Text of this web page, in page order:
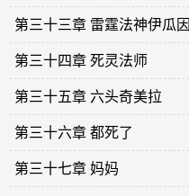
第三十三章 雷霆法神伊瓜因
第三十四章 死灵法师
第三十五章 六头奇美拉
第三十六章 都死了
第三十七章 妈妈